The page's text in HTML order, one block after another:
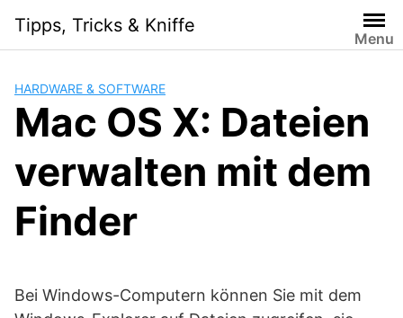
content
Tipps, Tricks & Kniffe
Menu
HARDWARE & SOFTWARE
Mac OS X: Dateien
verwalten mit dem
Finder
Bei Windows-Computern können Sie mit dem